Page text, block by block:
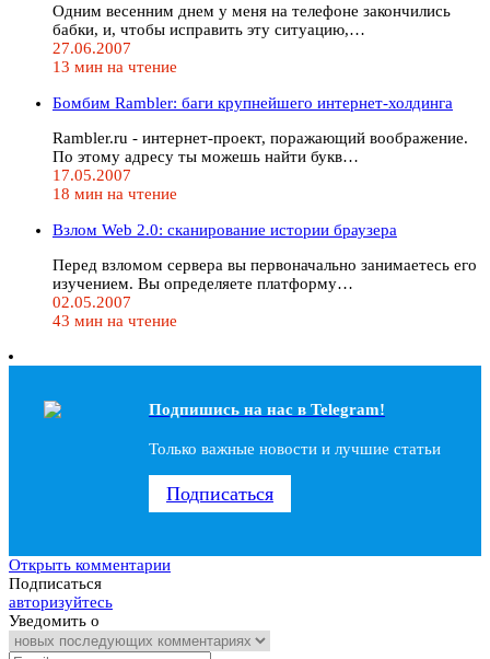
Одним весенним днем у меня на телефоне закончились
бабки, и, чтобы исправить эту ситуацию,…
27.06.2007
13 мин на чтение
Бомбим Rambler: баги крупнейшего интернет-холдинга
Rambler.ru - интернет-проект, поражающий воображение.
По этому адресу ты можешь найти букв…
17.05.2007
18 мин на чтение
Взлом Web 2.0: сканирование истории браузера
Перед взломом сервера вы первоначально занимаетесь его
изучением. Вы определяете платформу…
02.05.2007
43 мин на чтение
Подпишись на наc в Telegram!
Только важные новости и лучшие статьи
Подписаться
Открыть комментарии
Подписаться
авторизуйтесь
Уведомить о